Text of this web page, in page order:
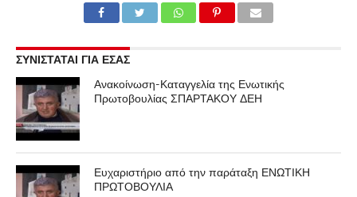
ΣΥΝΙΣΤΑΤΑΙ ΓΙΑ ΕΣΑΣ
Ανακοίνωση-Καταγγελία της Ενωτικής
Πρωτοβουλίας ΣΠΑΡΤΑΚΟΥ ΔΕΗ
Ευχαριστήριο από την παράταξη ΕΝΩΤΙΚΗ
ΠΡΩΤΟΒΟΥΛΙΑ